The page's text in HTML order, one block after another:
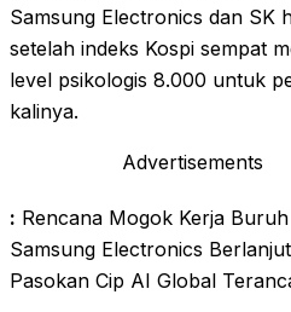
Samsung Electronics dan SK
setelah indeks Kospi sempat
level psikologis 8.000 untuk
kalinya.
Advertisements
: Rencana Mogok Kerja Buruh
Samsung Electronics
Pasokan Cip AI Global